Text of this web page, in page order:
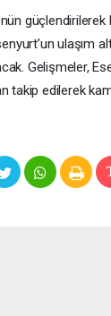
ulaşım
Gelişmeler,
takip edilerek